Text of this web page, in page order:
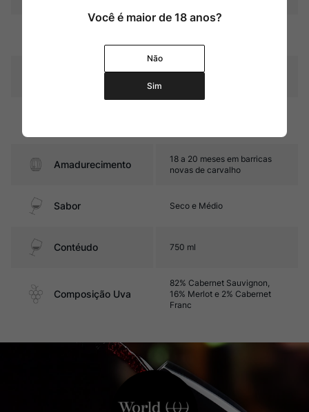
Amadurecimento
18 a 20 meses em barricas
novas de carvalho
Sabor Seco e Médio
Contéudo 750 ml
Composição Uva
82% Cabernet Sauvignon,
16% Merlot e 2% Cabernet
Franc
Você é maior de 18 anos?
Não
Sim